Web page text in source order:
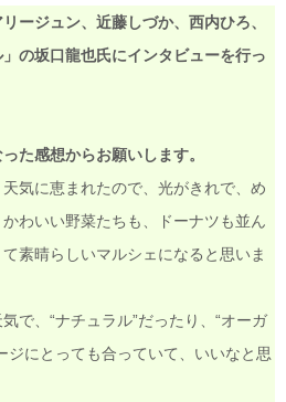
ージュン、近藤しづか、西内ひろ、
の坂口龍也氏にインタビューを行っ
た感想からお願いします。
天気に恵まれたので、光がきれで、め
わいい野菜たちも、ドーナツも並ん
素晴らしいマルシェになると思いま
で、“ナチュラル”だったり、“オーガ
ジにとっても合っていて、いいなと思